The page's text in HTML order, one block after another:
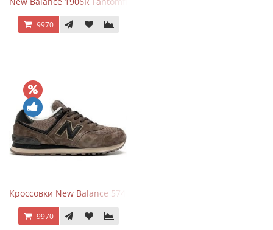
9970
Кроссовки New Balance 574 Umber Black
9970